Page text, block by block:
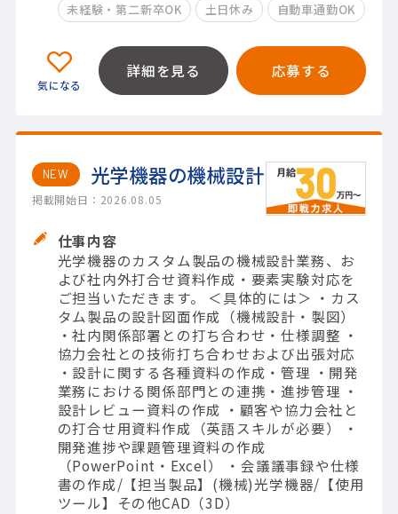
未経験・第二新卒OK 土日休み 自動車通勤OK
詳細を見る 応募する
NEW 光学機器の機械設計
掲載開始日：2026.08.05
仕事内容
光学機器のカスタム製品の機械設計業務、お
よび社内外打合せ資料作成・要素実験対応を
ご担当いただきます。 ＜具体的には＞ ・カス
タム製品の設計図面作成（機械設計・製図）
・社内関係部署との打ち合わせ・仕様調整 ・
協力会社との技術打ち合わせおよび出張対応
・設計に関する各種資料の作成・管理 ・開発
業務における関係部門との連携・進捗管理 ・
設計レビュー資料の作成 ・顧客や協力会社と
の打合せ用資料作成（英語スキルが必要） ・
開発進捗や課題管理資料の作成
（PowerPoint・Excel） ・会議議事録や仕様
書の作成/【担当製品】(機械)光学機器/【使用
ツール】その他CAD（3D）